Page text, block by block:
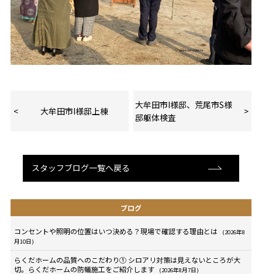
大牟田市I様邸上棟
大牟田市I様邸、荒尾市S様
邸躯体検査
スタッフブログ一覧へ戻る
ブログ
コンセントや照明の位置はいつ決める？現場で確認する理由とは
(2026年8
月10日)
らくだホームの品質へのこだわり① シロアリ対策は見えないところが大
切。らくだホームの防蟻施工をご紹介します
(2026年8月7日)